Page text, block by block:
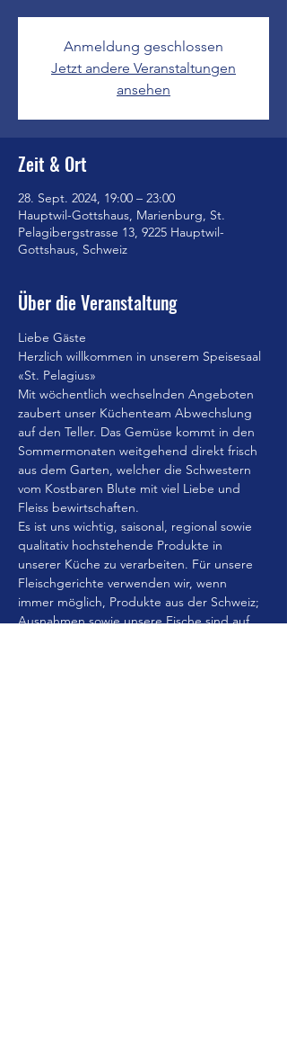
Anmeldung geschlossen
Jetzt andere Veranstaltungen
ansehen
Zeit & Ort
28. Sept. 2024, 19:00 – 23:00
Hauptwil-Gottshaus, Marienburg, St.
Pelagibergstrasse 13, 9225 Hauptwil-
Gottshaus, Schweiz
Über die Veranstaltung
Liebe Gäste
Herzlich willkommen in unserem Speisesaal
«St. Pelagius»
Mit wöchentlich wechselnden Angeboten
zaubert unser Küchenteam Abwechslung
auf den Teller. Das Gemüse kommt in den
Sommermonaten weitgehend direkt frisch
aus dem Garten, welcher die Schwestern
vom Kostbaren Blute mit viel Liebe und
Fleiss bewirtschaften.
Es ist uns wichtig, saisonal, regional sowie
qualitativ hochstehende Produkte in
unserer Küche zu verarbeiten. Für unsere
Fleischgerichte verwenden wir, wenn
immer möglich, Produkte aus der Schweiz;
Ausnahmen sowie unsere Fische sind auf